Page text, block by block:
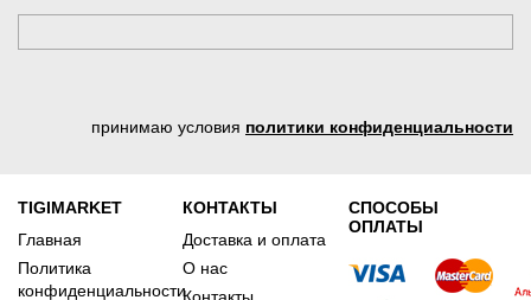
принимаю условия политики конфиденциальности
TIGIMARKET
Главная
Политика
конфиденциальности
КОНТАКТЫ
Доставка и оплата
О нас
СПОСОБЫ
ОПЛАТЫ